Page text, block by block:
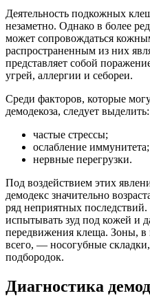
Деятельность подкожных
незаметно. Однако в более
может сопровождаться
распространенным из них
представляет собой
угрей, аллергии и себореи.
Среди факторов, которые
демодекоза, следует выделить:
частые стрессы;
ослабление иммунитета;
нервные перегрузки.
Под воздействием этих
демодекс значительно
ряд неприятных
испытывать зуд под кожей и
передвижения клеща. Зоны, в
всего, — носогубные
подбородок.
Диагностика